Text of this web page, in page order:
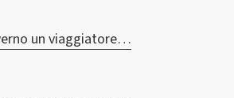
un viaggiatore…